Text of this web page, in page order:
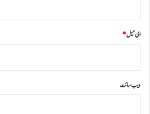
ای میل*
ویب‌ سائٹ